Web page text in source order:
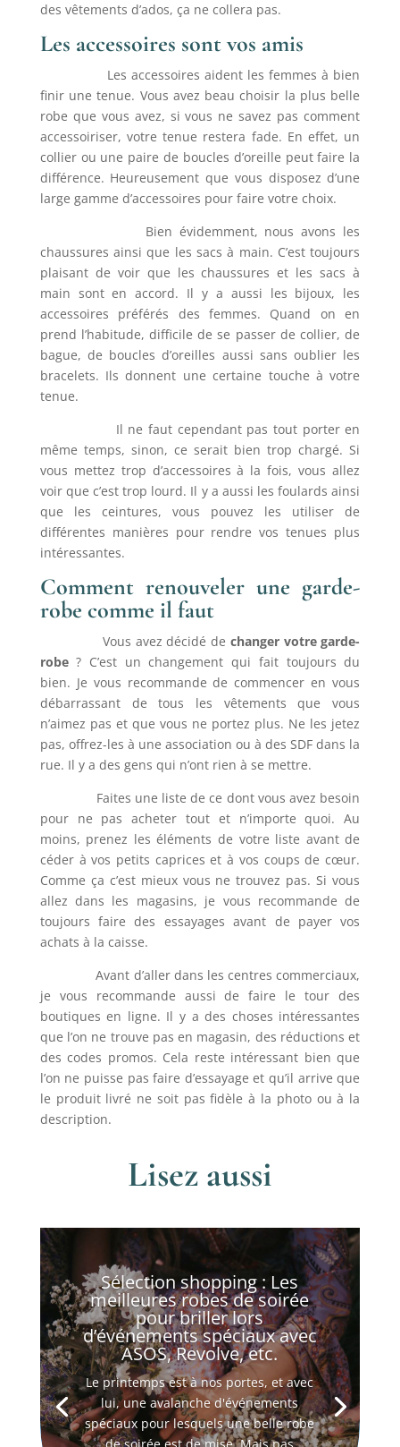
des vêtements d’ados, ça ne collera pas.
Les accessoires sont vos amis
Les accessoires aident les femmes à bien
finir une tenue. Vous avez beau choisir la plus belle
robe que vous avez, si vous ne savez pas comment
accessoiriser, votre tenue restera fade. En effet, un
collier ou une paire de boucles d’oreille peut faire la
différence. Heureusement que vous disposez d’une
large gamme d’accessoires pour faire votre choix.
Bien évidemment, nous avons les
chaussures ainsi que les sacs à main. C’est toujours
plaisant de voir que les chaussures et les sacs à
main sont en accord. Il y a aussi les bijoux, les
accessoires préférés des femmes. Quand on en
prend l’habitude, difficile de se passer de collier, de
bague, de boucles d’oreilles aussi sans oublier les
bracelets. Ils donnent une certaine touche à votre
tenue.
Il ne faut cependant pas tout porter en
même temps, sinon, ce serait bien trop chargé. Si
vous mettez trop d’accessoires à la fois, vous allez
voir que c’est trop lourd. Il y a aussi les foulards ainsi
que les ceintures, vous pouvez les utiliser de
différentes manières pour rendre vos tenues plus
intéressantes.
Comment renouveler une garde-
robe comme il faut
Vous avez décidé de changer votre garde-
robe? C’est un changement qui fait toujours du
bien. Je vous recommande de commencer en vous
débarrassant de tous les vêtements que vous
n’aimez pas et que vous ne portez plus. Ne les jetez
pas, offrez-les à une association ou à des SDF dans la
rue. Il y a des gens qui n’ont rien à se mettre.
Faites une liste de ce dont vous avez besoin
pour ne pas acheter tout et n’importe quoi. Au
moins, prenez les éléments de votre liste avant de
céder à vos petits caprices et à vos coups de cœur.
Comme ça c’est mieux vous ne trouvez pas. Si vous
allez dans les magasins, je vous recommande de
toujours faire des essayages avant de payer vos
achats à la caisse.
Avant d’aller dans les centres commerciaux,
je vous recommande aussi de faire le tour des
boutiques en ligne. Il y a des choses intéressantes
que l’on ne trouve pas en magasin, des réductions et
des codes promos. Cela reste intéressant bien que
l’on ne puisse pas faire d’essayage et qu’il arrive que
le produit livré ne soit pas fidèle à la photo ou à la
description.
Lisez aussi
Sélection shopping : Les
meilleures robes de soirée
pour briller lors
d’événements spéciaux avec
ASOS, Revolve, etc.
Le printemps est à nos portes, et avec
lui, une avalanche d'événements
spéciaux pour lesquels une belle robe